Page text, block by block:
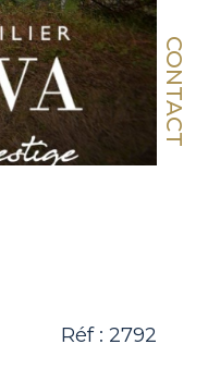
CONTACT
Réf : 2792